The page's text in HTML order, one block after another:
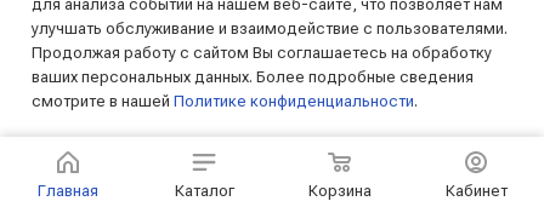
2019 - 2026 © АО КПК "Ставропольстройопторг"
Все права защищены
для анализа событий на нашем веб-сайте, что позволяет нам
улучшать обслуживание и взаимодействие с пользователями.
Продолжая работу с сайтом Вы соглашаетесь на обработку
ваших персональных данных. Более подробные сведения
смотрите в нашей Политике конфиденциальности.
ПРИНИМАЮ
Главная Каталог Корзина Кабинет